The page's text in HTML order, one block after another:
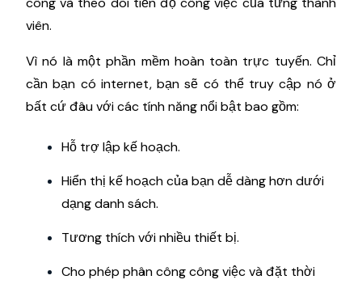
viên.
Vì nó là một phần mềm hoàn toàn trực tuyến. Chỉ
cần bạn có internet, bạn sẽ có thể truy cập nó ở
bất cứ đâu với các tính năng nổi bật bao gồm:
Hỗ trợ lập kế hoạch.
Hiển thị kế hoạch của bạn dễ dàng hơn dưới
dạng danh sách.
Tương thích với nhiều thiết bị.
Cho phép phân công công việc và đặt thời